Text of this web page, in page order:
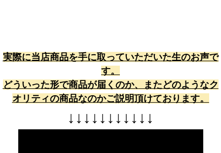
実際に当店商品を手に取っていただいた生のお声で
す。
どういった形で商品が届くのか、またどのようなク
オリティの商品なのかご説明頂けております。
↓ ↓ ↓ ↓ ↓ ↓ ↓ ↓ ↓ ↓ ↓